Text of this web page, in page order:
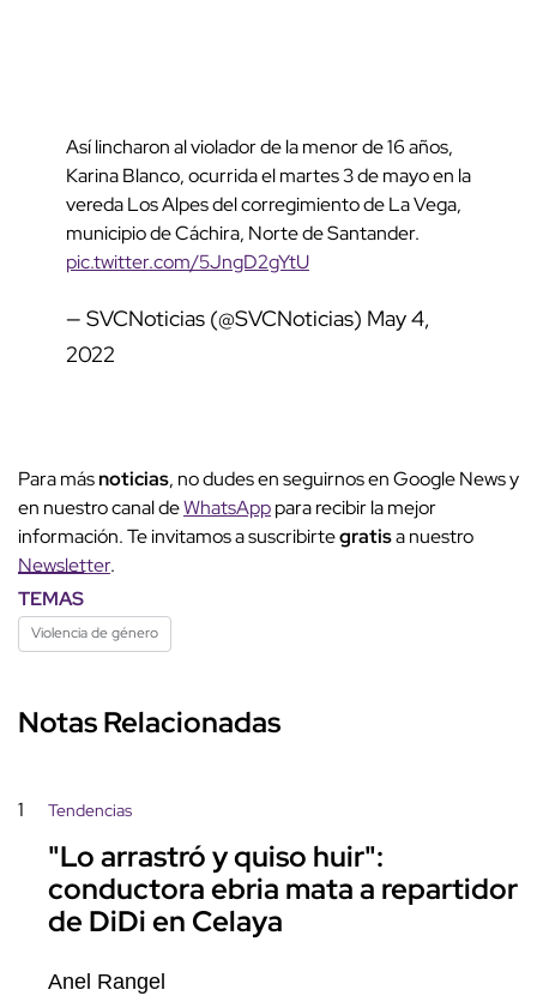
Así lincharon al violador de la menor de 16 años,
Karina Blanco, ocurrida el martes 3 de mayo en la
vereda Los Alpes del corregimiento de La Vega,
municipio de Cáchira, Norte de Santander.
pic.twitter.com/5JngD2gYtU
— SVCNoticias (@SVCNoticias) May 4,
2022
Para másnoticias, no dudes en seguirnos en Google News y
en nuestro canal deWhatsApppara recibir la mejor
información. Te invitamos a suscribirtegratisa nuestro
Newsletter.
TEMAS
Violencia de género
Notas Relacionadas
1 Tendencias
"Lo arrastró y quiso huir":
conductora ebria mata a repartidor
de DiDi en Celaya
Anel Rangel